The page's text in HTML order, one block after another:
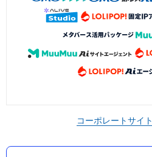
コーポレートサイト